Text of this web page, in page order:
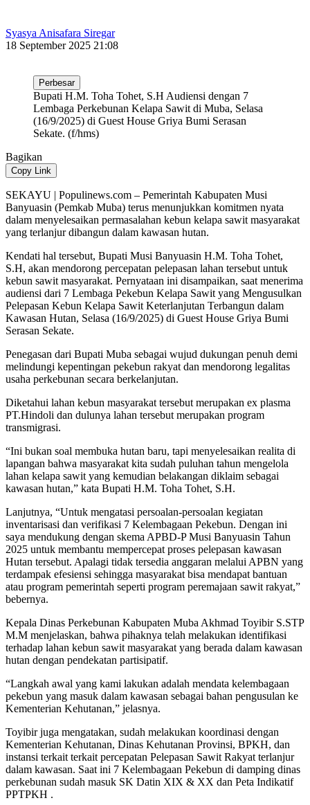
Syasya Anisafara Siregar
18 September 2025 21:08
Perbesar
Bupati H.M. Toha Tohet, S.H Audiensi dengan 7
Lembaga Perkebunan Kelapa Sawit di Muba, Selasa
(16/9/2025) di Guest House Griya Bumi Serasan
Sekate. (f/hms)
Bagikan
Copy Link
SEKAYU | Populinews.com – Pemerintah Kabupaten Musi
Banyuasin (Pemkab Muba) terus menunjukkan komitmen nyata
dalam menyelesaikan permasalahan kebun kelapa sawit masyarakat
yang terlanjur dibangun dalam kawasan hutan.
Kendati hal tersebut, Bupati Musi Banyuasin H.M. Toha Tohet,
S.H, akan mendorong percepatan pelepasan lahan tersebut untuk
kebun sawit masyarakat. Pernyataan ini disampaikan, saat menerima
audiensi dari 7 Lembaga Pekebun Kelapa Sawit yang Mengusulkan
Pelepasan Kebun Kelapa Sawit Keterlanjutan Terbangun dalam
Kawasan Hutan, Selasa (16/9/2025) di Guest House Griya Bumi
Serasan Sekate.
Penegasan dari Bupati Muba sebagai wujud dukungan penuh demi
melindungi kepentingan pekebun rakyat dan mendorong legalitas
usaha perkebunan secara berkelanjutan.
Diketahui lahan kebun masyarakat tersebut merupakan ex plasma
PT.Hindoli dan dulunya lahan tersebut merupakan program
transmigrasi.
“Ini bukan soal membuka hutan baru, tapi menyelesaikan realita di
lapangan bahwa masyarakat kita sudah puluhan tahun mengelola
lahan kelapa sawit yang kemudian belakangan diklaim sebagai
kawasan hutan,” kata Bupati H.M. Toha Tohet, S.H.
Lanjutnya, “Untuk mengatasi persoalan-persoalan kegiatan
inventarisasi dan verifikasi 7 Kelembagaan Pekebun. Dengan ini
saya mendukung dengan skema APBD-P Musi Banyuasin Tahun
2025 untuk membantu mempercepat proses pelepasan kawasan
Hutan tersebut. Apalagi tidak tersedia anggaran melalui APBN yang
terdampak efesiensi sehingga masyarakat bisa mendapat bantuan
atau program pemerintah seperti program peremajaan sawit rakyat,”
bebernya.
Kepala Dinas Perkebunan Kabupaten Muba Akhmad Toyibir S.STP
M.M menjelaskan, bahwa pihaknya telah melakukan identifikasi
terhadap lahan kebun sawit masyarakat yang berada dalam kawasan
hutan dengan pendekatan partisipatif.
“Langkah awal yang kami lakukan adalah mendata kelembagaan
pekebun yang masuk dalam kawasan sebagai bahan pengusulan ke
Kementerian Kehutanan,” jelasnya.
Toyibir juga mengatakan, sudah melakukan koordinasi dengan
Kementerian Kehutanan, Dinas Kehutanan Provinsi, BPKH, dan
instansi terkait terkait percepatan Pelepasan Sawit Rakyat terlanjur
dalam kawasan. Saat ini 7 Kelembagaan Pekebun di damping dinas
perkebunan sudah masuk SK Datin XIX & XX dan Peta Indikatif
PPTPKH .